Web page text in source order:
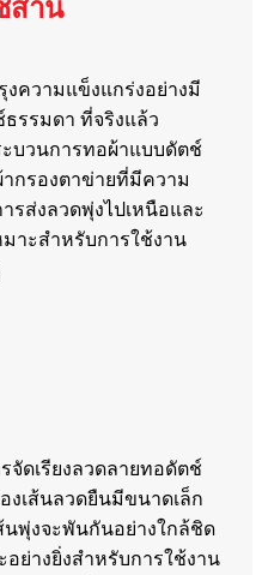
สาน
ความแข็งแกร่งอย่างมี
รรมดา ที่จริงแล้ว
บวนการทอผ้าแบบดัตช์
กรองตาข่ายที่มีความ
รส่งลวดพุ่งไปเหนือและ
มาะสำหรับการใช้งาน
ดเรียงลวดลายทอดัตช์
งเส้นลวดยืนมีขนาดเล็ก
นพุ่งจะพันกันอย่างใกล้ชิด
ย่างยิ่งสำหรับการใช้งาน